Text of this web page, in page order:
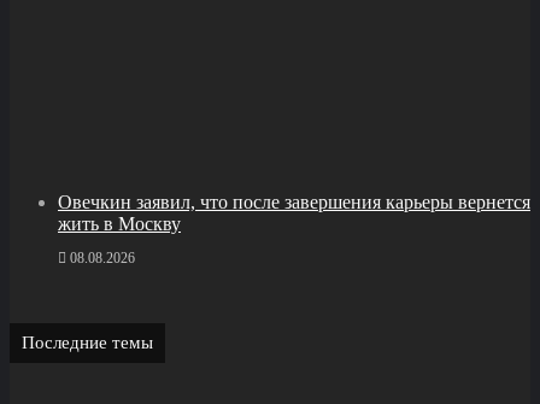
Овечкин заявил, что после завершения карьеры вернется
жить в Москву
08.08.2026
Последние темы